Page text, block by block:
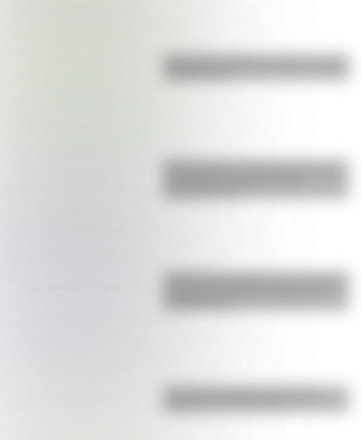
Bandera de Bolivia: historia, origen
Buenos Aires al principio del siglo
¿Sabías que Argentina tuvo la torre
La historia de los inmigrantes